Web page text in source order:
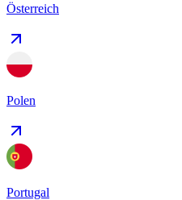
Österreich
Polen
Portugal